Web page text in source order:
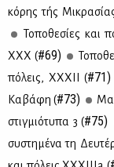
κό­ρης τής
Το­πο­θε­σί­ες και
ΧΧΧ (#69)
πό­λεις, ΧΧ­ΧΙΙ (#71)
Κα­βά­φη (#73)
στιγ­μιό­τυ­πα 3 (#75)
συ­στη­μέ­να τη